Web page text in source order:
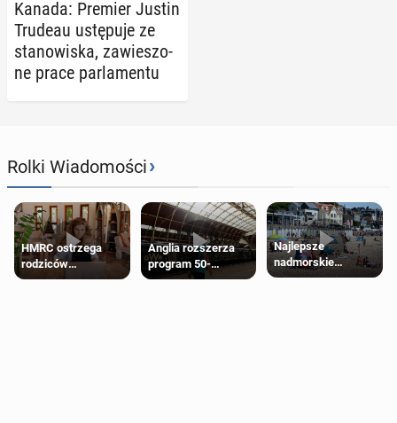
Kanada: Premier Justin
Trudeau ustę­pu­je ze
sta­no­wi­ska, za­wie­szo­
ne prace par­la­men­tu
Rolki Wiadomości›
HMRC ostrzega
rodziców
pobierających Child
Anglia rozszerza
program 50-
procentowych
Najlepsze
nadmorskie
miasteczko blisko